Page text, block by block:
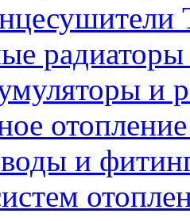
и
и